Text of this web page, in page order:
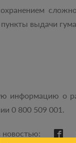
пункты выдачи
информацию о
0 800 509 001.
новостью: